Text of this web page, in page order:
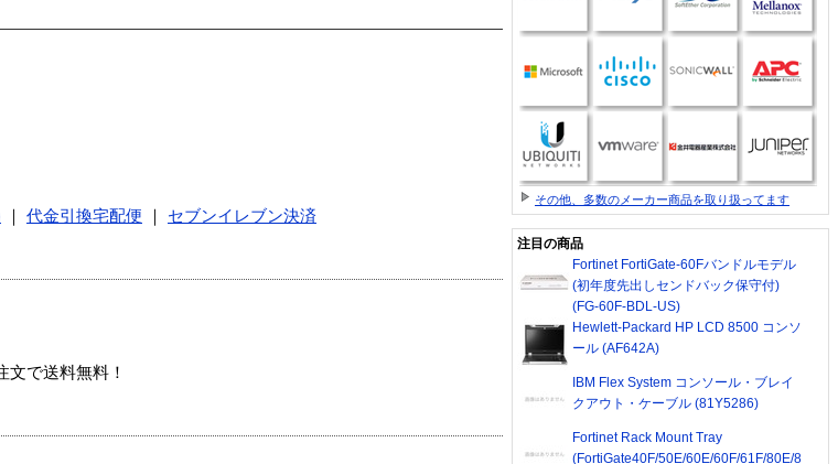
代金引換宅配便
セブンイレブン決済
で送料無料！
その他、多数のメーカー商品を取り扱ってます
注目の商品
Fortinet FortiGate-60Fバンドルモデル
(初年度先出しセンドバック保守付)
(FG-60F-BDL-US)
Hewlett-Packard HP LCD 8500 コンソ
ール (AF642A)
IBM Flex System コンソール・ブレイ
クアウト・ケーブル (81Y5286)
Fortinet Rack Mount Tray
(FortiGate40F/50E/60E/60F/61F/80E/8